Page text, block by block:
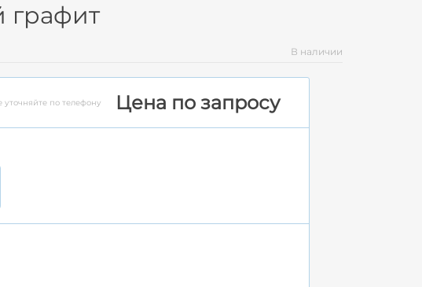
графит
В наличии
уточняйте по телефону Цена по запросу